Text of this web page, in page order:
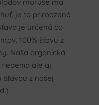
je to prirodzená
je určená čo
100% šťavu z
Naša organická
ale aj
šťavou z našej